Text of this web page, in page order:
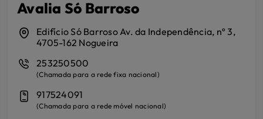
Avalia Só Barroso
Edifício Só Barroso Av. da Independência, nº 3,
4705-162 Nogueira
253250500
(Chamada para a rede fixa nacional)
917524091
(Chamada para a rede móvel nacional)